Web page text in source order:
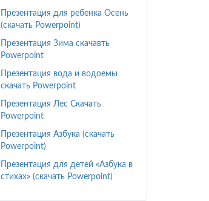
Презентация для ребенка Осень
(скачать Powerpoint)
Презентация Зима скачавть
Powerpoint
Презентация вода и водоемы
скачать Powerpoint
Презентация Лес Скачать
Powerpoint
Презентация Азбука (скачать
Powerpoint)
Презентация для детей «Азбука в
стихах» (скачать Powerpoint)